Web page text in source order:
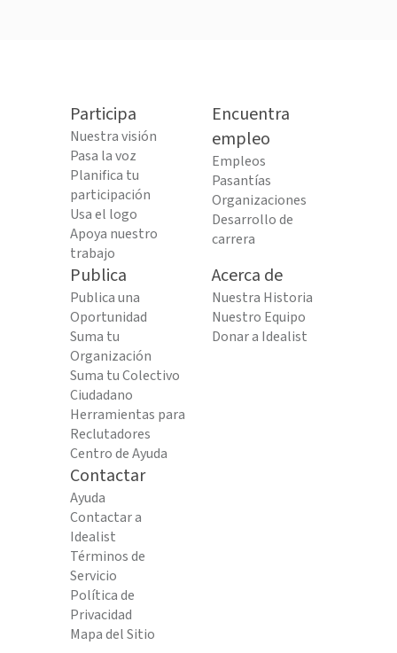
Participa
Nuestra visión
Pasa la voz
Planifica tu
participación
Usa el logo
Apoya nuestro
trabajo
Encuentra
empleo
Empleos
Pasantías
Organizaciones
Desarrollo de
carrera
Publica
Publica una
Oportunidad
Suma tu
Organización
Suma tu Colectivo
Ciudadano
Herramientas para
Reclutadores
Centro de Ayuda
Acerca de
Nuestra Historia
Nuestro Equipo
Donar a Idealist
Contactar
Ayuda
Contactar a
Idealist
Términos de
Servicio
Política de
Privacidad
Mapa del Sitio